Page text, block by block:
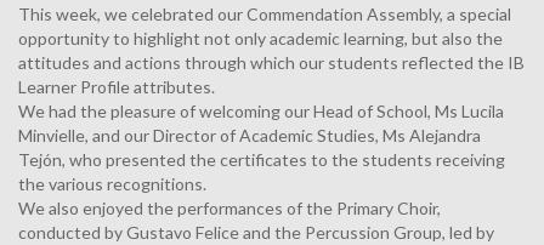
This week, we celebrated our Commendation Assembly, a special
opportunity to highlight not only academic learning, but also the
attitudes and actions through which our students reflected the IB
Learner Profile attributes.
We had the pleasure of welcoming our Head of School, Ms Lucila
Minvielle, and our Director of Academic Studies, Ms Alejandra
Tejón, who presented the certificates to the students receiving
the various recognitions.
We also enjoyed the performances of the Primary Choir,
conducted by Gustavo Felice and the Percussion Group, led by